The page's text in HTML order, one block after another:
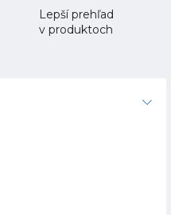
Lepší prehľad
v produktoch